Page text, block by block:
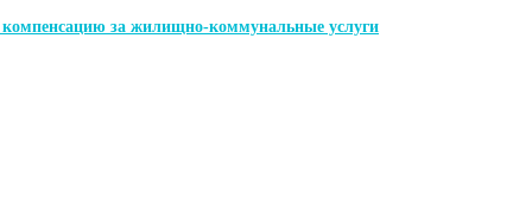
за жилищно-коммунальные услуги